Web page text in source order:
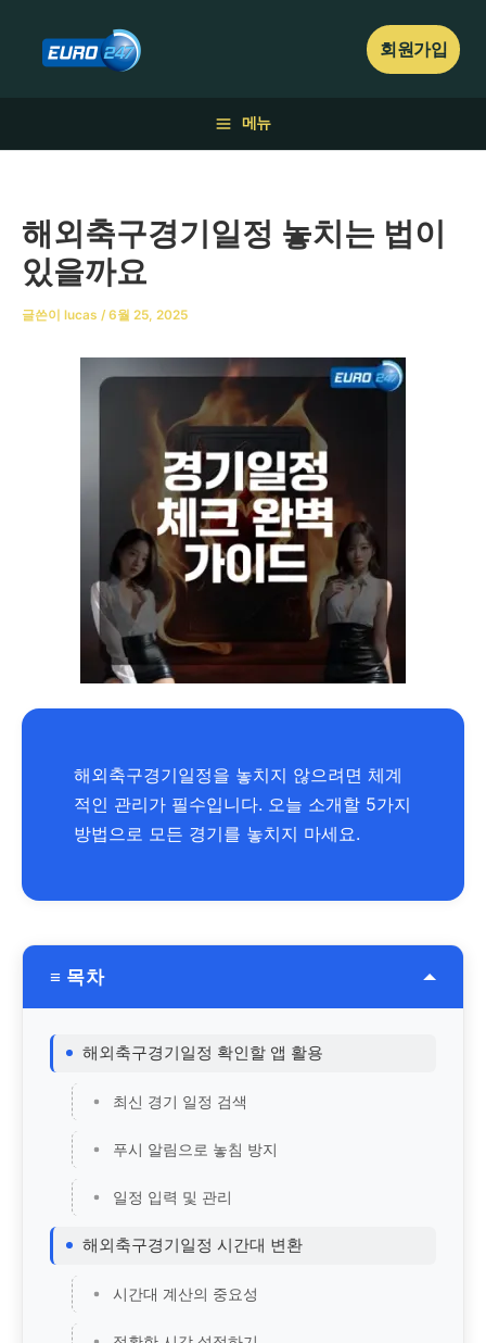
회원가입
메뉴
해외축구경기일정 놓치는 법이
있을까요
글쓴이 lucas /6월 25, 2025
해외축구경기일정을 놓치지 않으려면 체계
적인 관리가 필수입니다. 오늘 소개할 5가지
방법으로 모든 경기를 놓치지 마세요.
≡ 목차
해외축구경기일정 확인할 앱 활용
최신 경기 일정 검색
푸시 알림으로 놓침 방지
일정 입력 및 관리
해외축구경기일정 시간대 변환
시간대 계산의 중요성